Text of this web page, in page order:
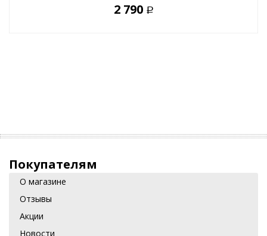
2 790 Р
Покупателям
О магазине
Отзывы
Акции
Новости